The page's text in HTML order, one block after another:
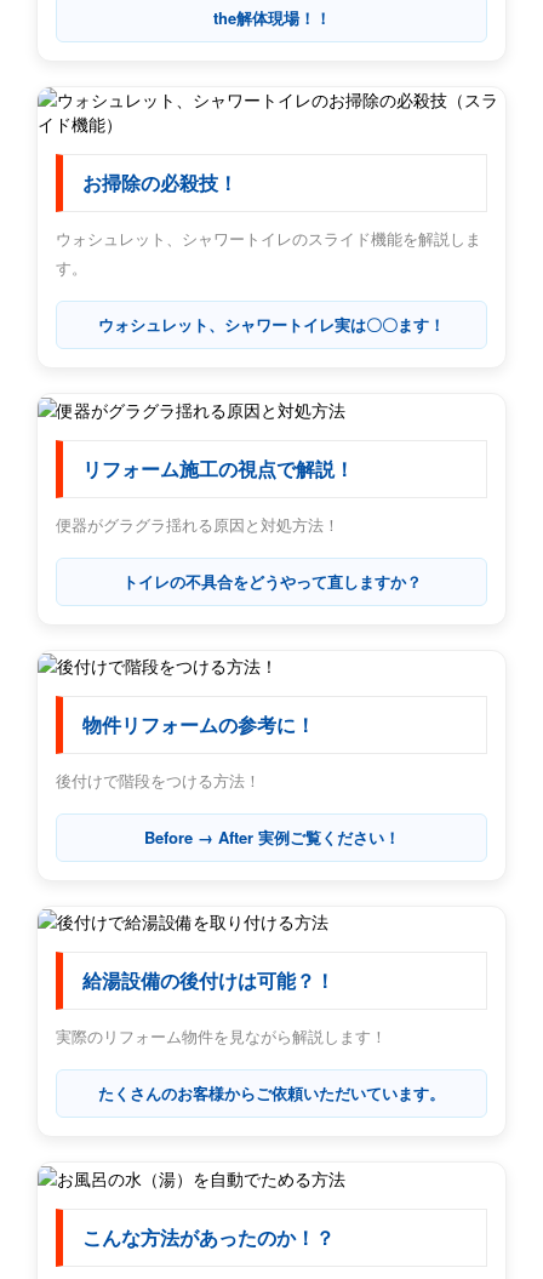
the解体現場！！
お掃除の必殺技！
ウォシュレット、シャワートイレのスライド機能を解説しま
す。
ウォシュレット、シャワートイレ実は〇〇ます！
リフォーム施工の視点で解説！
便器がグラグラ揺れる原因と対処方法！
トイレの不具合をどうやって直しますか？
物件リフォームの参考に！
後付けで階段をつける方法！
Before → After 実例ご覧ください！
給湯設備の後付けは可能？！
実際のリフォーム物件を見ながら解説します！
たくさんのお客様からご依頼いただいています。
こんな方法があったのか！？